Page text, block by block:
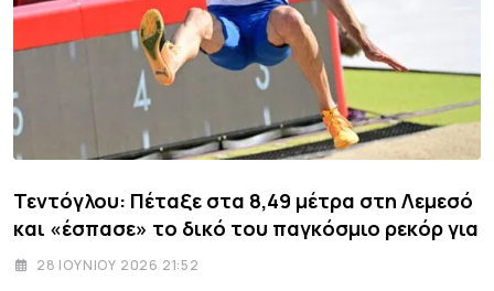
Τεντόγλου: Πέταξε στα 8,49 μέτρα στη Λεμεσό
και «έσπασε» το δικό του παγκόσμιο ρεκόρ για
28 ΙΟΥΝΊΟΥ 2026 21:52